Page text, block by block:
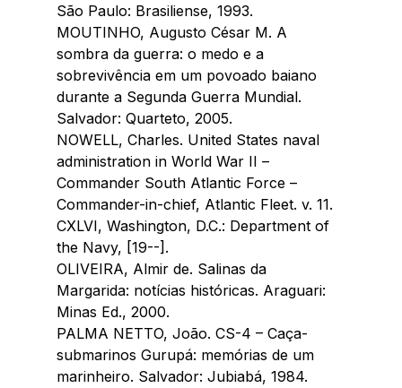
São Paulo: Brasiliense, 1993.
MOUTINHO, Augusto César M. A
sombra da guerra: o medo e a
sobrevivência em um povoado baiano
durante a Segunda Guerra Mundial.
Salvador: Quarteto, 2005.
NOWELL, Charles. United States naval
administration in World War II –
Commander South Atlantic Force –
Commander-in-chief, Atlantic Fleet. v. 11.
CXLVI, Washington, D.C.: Department of
the Navy, [19--].
OLIVEIRA, Almir de. Salinas da
Margarida: notícias históricas. Araguari:
Minas Ed., 2000.
PALMA NETTO, João. CS-4 – Caça-
submarinos Gurupá: memórias de um
marinheiro. Salvador: Jubiabá, 1984.